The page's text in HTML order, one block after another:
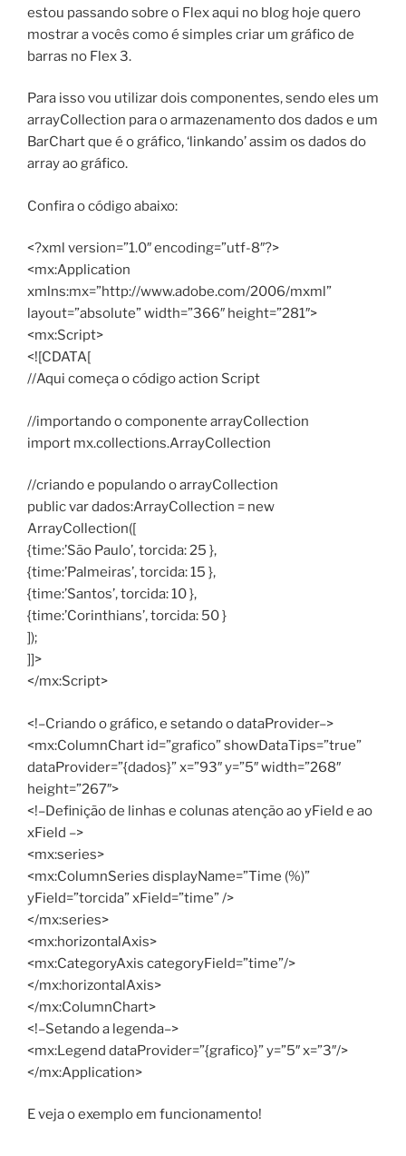
estou passando sobre o Flex aqui no blog hoje quero
mostrar a vocês como é simples criar um gráfico de
barras no Flex 3.
Para isso vou utilizar dois componentes, sendo eles um
arrayCollection para o armazenamento dos dados e um
BarChart que é o gráfico, ‘linkando’ assim os dados do
array ao gráfico.
Confira o código abaixo:
<?xml version=”1.0″ encoding=”utf-8″?>
<mx:Application
xmlns:mx=”http://www.adobe.com/2006/mxml”
layout=”absolute” width=”366″ height=”281″>
<mx:Script>
<![CDATA[
//Aqui começa o código action Script
//importando o componente arrayCollection
import mx.collections.ArrayCollection
//criando e populando o arrayCollection
public var dados:ArrayCollection = new
ArrayCollection([
{time:’São Paulo’, torcida: 25 },
{time:’Palmeiras’, torcida: 15 },
{time:’Santos’, torcida: 10 },
{time:’Corinthians’, torcida: 50 }
]);
]]>
</mx:Script>
<!–Criando o gráfico, e setando o dataProvider–>
<mx:ColumnChart id=”grafico” showDataTips=”true”
dataProvider=”{dados}” x=”93″ y=”5″ width=”268″
height=”267″>
<!–Definição de linhas e colunas atenção ao yField e ao
xField –>
<mx:series>
<mx:ColumnSeries displayName=”Time (%)”
yField=”torcida” xField=”time” />
</mx:series>
<mx:horizontalAxis>
<mx:CategoryAxis categoryField=”time”/>
</mx:horizontalAxis>
</mx:ColumnChart>
<!–Setando a legenda–>
<mx:Legend dataProvider=”{grafico}” y=”5″ x=”3″/>
</mx:Application>
E veja o exemplo em funcionamento!